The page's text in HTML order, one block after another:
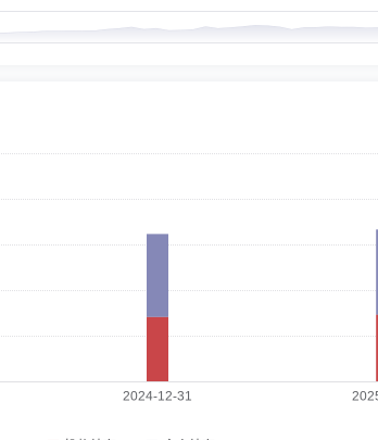
监局主任科员；2011年5月起加入上投摩根基金管理有限公司
券有限公司合规总监。现任摩根基金管理(中国)有限公司副总